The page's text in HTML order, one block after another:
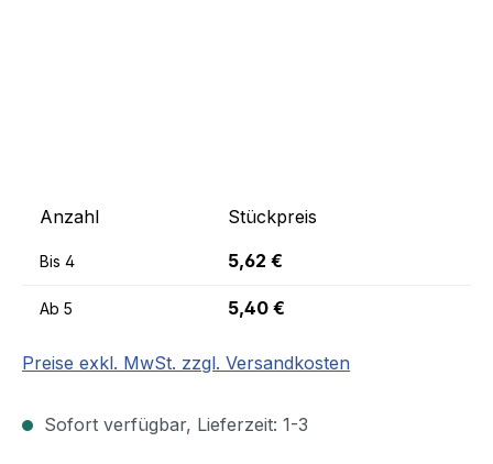
Anzahl Stückpreis
Bis 4 5,62 €
Ab 5 5,40 €
Preise exkl. MwSt. zzgl. Versandkosten
Sofort verfügbar, Lieferzeit: 1-3